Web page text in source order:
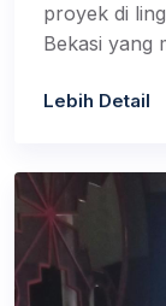
proyek di
Bekasi yang
Lebih Detail